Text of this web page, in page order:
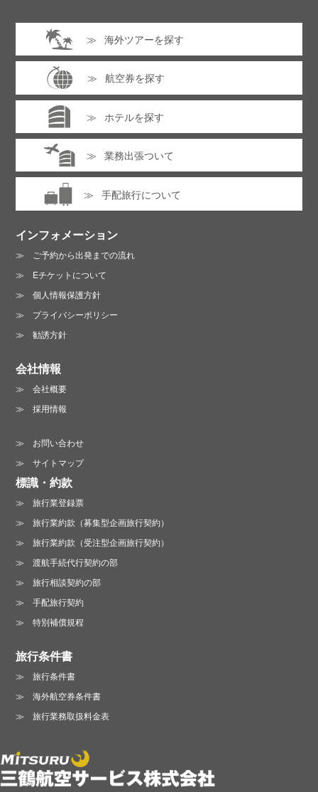
海外ツアーを探す
航空券を探す
ホテルを探す
業務出張ついて
手配旅行について
インフォメーション
ご予約から出発までの流れ
Eチケットについて
個人情報保護方針
プライバシーポリシー
勧誘方針
会社情報
会社概要
採用情報
お問い合わせ
サイトマップ
標識・約款
旅行業登録票
旅行業約款（募集型企画旅行契約）
旅行業約款（受注型企画旅行契約）
渡航手続代行契約の部
旅行相談契約の部
手配旅行契約
特別補償規程
旅行条件書
旅行条件書
海外航空券条件書
旅行業務取扱料金表